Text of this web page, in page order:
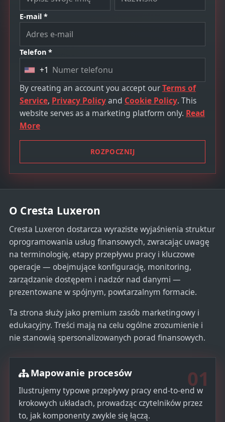
E-mail *
Telefon *
U
n
i
t
e
t
a
t
s
+1
By creating an account you accept ourTerms of
Service, Privacy Policyand Cookie Policy. This
website serves as a marketing platform only. Read
More
ROZPOCZNIJ
O Cresta Luxeron
Cresta Luxeron dostarcza wyraziste wyjaśnienia struktur
oprogramowania usług finansowych, zwracając uwagę
na terminologię, etapy przepływu pracy i kluczowe
operacje — obejmujące konfigurację, monitoring,
zarządzanie dostępem i nadzór nad danymi —
prezentowane w spójnym, powtarzalnym formacie.
Ta strona służy jako premium zasób marketingowy i
edukacyjny. Treści mają na celu ogólne zrozumienie i
nie stanowią spersonalizowanych porad finansowych.
01
Mapowanie procesów
Ilustrujemy typowe przepływy pracy end-to-end w
krokowych układach, prowadząc czytelników przez
to, jak komponenty zwykle się łączą.